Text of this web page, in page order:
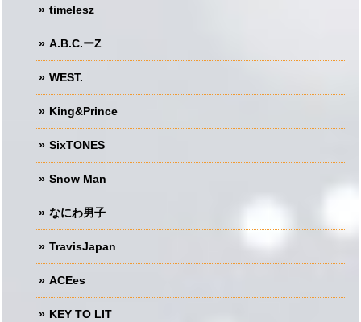
timelesz
A.B.C.ーZ
WEST.
King&Prince
SixTONES
Snow Man
なにわ男子
TravisJapan
ACEes
KEY TO LIT